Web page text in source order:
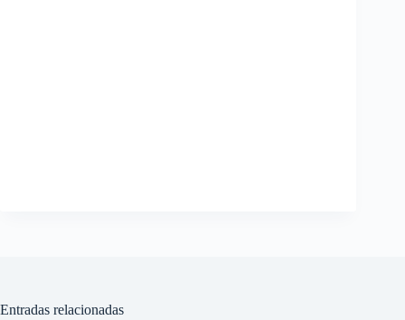
Entradas relacionadas